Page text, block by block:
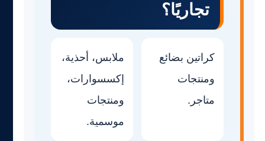
تجاريًا؟
كراتين بضائع
ومنتجات
متاجر.
ملابس، أحذية،
إكسسوارات،
ومنتجات
موسمية.